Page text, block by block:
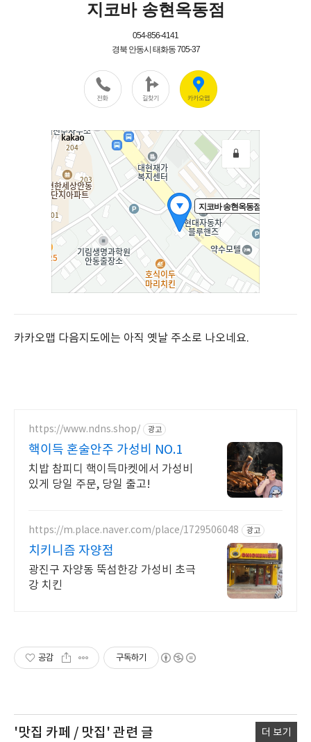
카카오맵 다음지도에는 아직 옛날 주소로 나오네요.
https://www.ndns.shop/ 광고
핵이득 혼술안주 가성비 NO.1
치밥 참피디 핵이득마켓에서 가성비
있게 당일 주문, 당일 출고!
https://m.place.naver.com/place/1729506048 광고
치키니즘 자양점
광진구 자양동 뚝섬한강 가성비 초극
강 치킨
공감 구독하기
'맛집 카페 / 맛집' 관련 글 더 보기